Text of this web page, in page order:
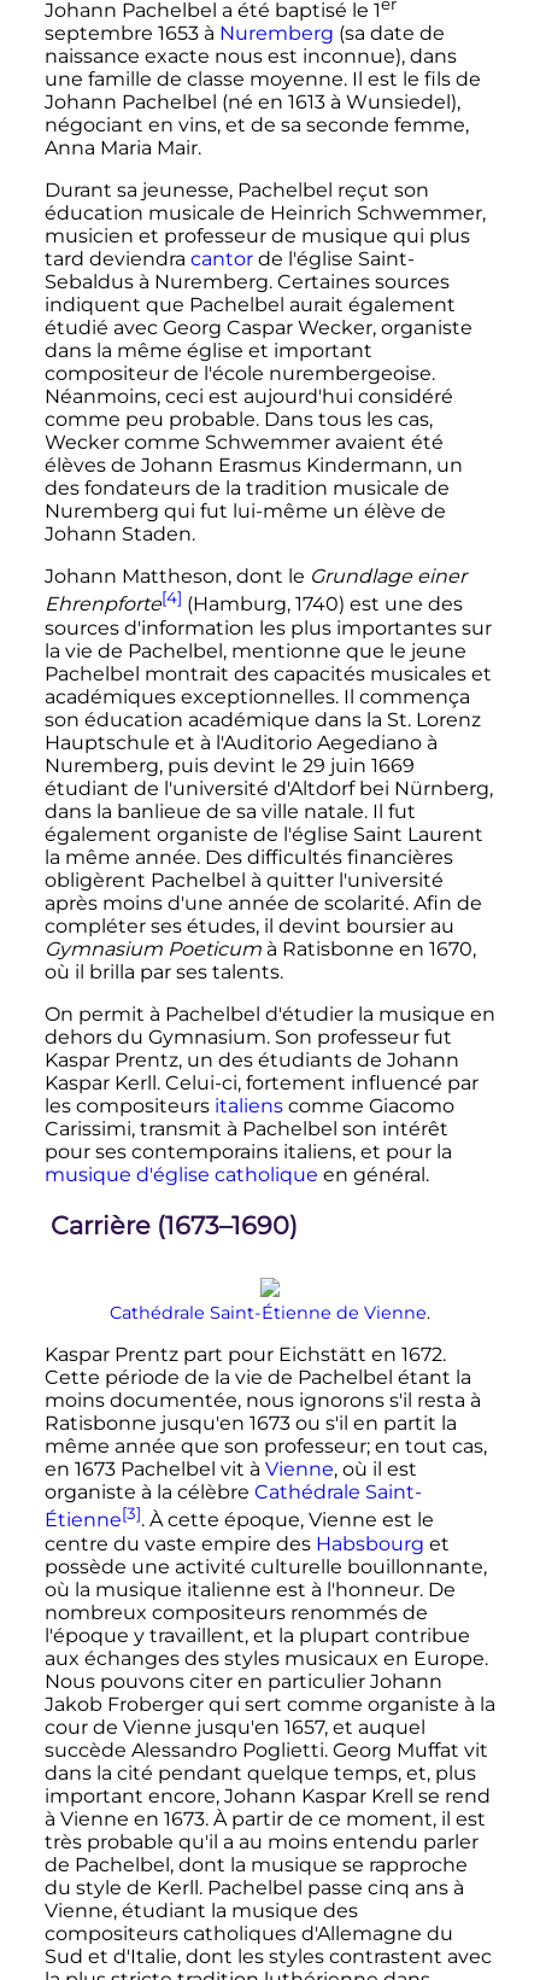
Johann Pachelbel a été baptisé le 1
septembre 1653à Nuremberg (sa date de
naissance exacte nous est inconnue), dans
une famille de classe moyenne. Il est le fils de
Johann Pachelbel (né en 1613 à Wunsiedel),
négociant en vins, et de sa seconde femme,
Anna Maria Mair.
Durant sa jeunesse, Pachelbel reçut son
éducation musicale de Heinrich Schwemmer,
musicien et professeur de musique qui plus
tard deviendra cantorde l'église Saint-
Sebaldus à Nuremberg. Certaines sources
indiquent que Pachelbel aurait également
étudié avec Georg Caspar Wecker, organiste
dans la même église et important
compositeur de l'école nurembergeoise.
Néanmoins, ceci est aujourd'hui considéré
comme peu probable. Dans tous les cas,
Wecker comme Schwemmer avaient été
élèves de Johann Erasmus Kindermann, un
des fondateurs de la tradition musicale de
Nuremberg qui fut lui-même un élève de
Johann Staden.
Johann Mattheson, dont le Grundlage einer
Ehrenpforte[4] (Hamburg, 1740) est une des
sources d'information les plus importantes sur
la vie de Pachelbel, mentionne que le jeune
Pachelbel montrait des capacités musicales et
académiques exceptionnelles. Il commença
son éducation académique dans la St. Lorenz
Hauptschule et à l'Auditorio Aegediano à
Nuremberg, puis devint le 29 juin 1669
étudiant de l'université d'Altdorf bei Nürnberg,
dans la banlieue de sa ville natale. Il fut
également organiste de l'église Saint Laurent
la même année. Des difficultés financières
obligèrent Pachelbel à quitter l'université
après moins d'une année de scolarité. Afin de
compléter ses études, il devint boursier au
Gymnasium Poeticumà Ratisbonne en 1670,
où il brilla par ses talents.
On permit à Pachelbel d'étudier la musique en
dehors du Gymnasium. Son professeur fut
Kaspar Prentz, un des étudiants de Johann
Kaspar Kerll. Celui-ci, fortement influencé par
les compositeurs italienscomme Giacomo
Carissimi, transmit à Pachelbel son intérêt
pour ses contemporains italiens, et pour la
musique d'église catholique en général.
Carrière (1673–1690)
Cathédrale Saint-Étienne de Vienne.
Kaspar Prentz part pour Eichstätt en 1672.
Cette période de la vie de Pachelbel étant la
moins documentée, nous ignorons s'il resta à
Ratisbonne jusqu'en 1673 ou s'il en partit la
même année que son professeur; en tout cas,
en 1673 Pachelbel vit à Vienne, où il est
organiste à la célèbre Cathédrale Saint-
Étienne[3]. À cette époque, Vienne est le
centre du vaste empire des Habsbourg et
possède une activité culturelle bouillonnante,
où la musique italienne est à l'honneur. De
nombreux compositeurs renommés de
l'époque y travaillent, et la plupart contribue
aux échanges des styles musicaux en Europe.
Nous pouvons citer en particulier Johann
Jakob Froberger qui sert comme organiste à la
cour de Vienne jusqu'en 1657, et auquel
succède Alessandro Poglietti. Georg Muffat vit
dans la cité pendant quelque temps, et, plus
important encore, Johann Kaspar Krell se rend
à Vienne en 1673. À partir de ce moment, il est
très probable qu'il a au moins entendu parler
de Pachelbel, dont la musique se rapproche
du style de Kerll. Pachelbel passe cinq ans à
Vienne, étudiant la musique des
compositeurs catholiques d'Allemagne du
Sud et d'Italie, dont les styles contrastent avec